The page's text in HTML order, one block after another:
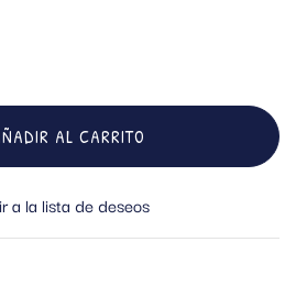
AL CARRITO
a la lista de deseos